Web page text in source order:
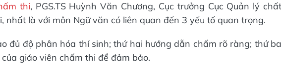
thi, PGS.TS Huỳnh Văn Chương, Cục trưởng Cục Quản lý chất
nhất là với môn Ngữ văn có liên quan đến 3 yếu tố quan trọng.
đủ độ phân hóa thí sinh; thứ hai hướng dẫn chấm rõ ràng; thứ ba
giáo viên chấm thi để đảm bảo.